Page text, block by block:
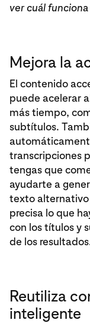
ver cuál
Mejora la
El contenido
puede acelerar
más tiempo,
subtítulos.
transcripciones
tengas que
ayudarte a
texto alternativo
precisa lo que
con los títulos y
de los
Reutiliza
inteligente